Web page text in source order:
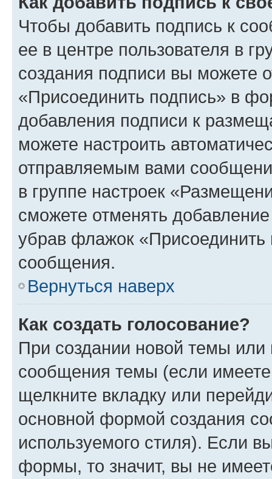
Чтобы добавить подпись к
ее в центре пользователя в
создания подписи вы можете
«Присоединить подпись» в
добавления подписи к
можете настроить
отправляемым вами
в группе настроек
сможете отменять
убрав флажок
сообщения.
Вернуться наверх
Как создать голосование?
При создании новой темы или
сообщения темы (если
щелкните вкладку или
основной формой создания
используемого стиля). Если
формы, то значит, вы не